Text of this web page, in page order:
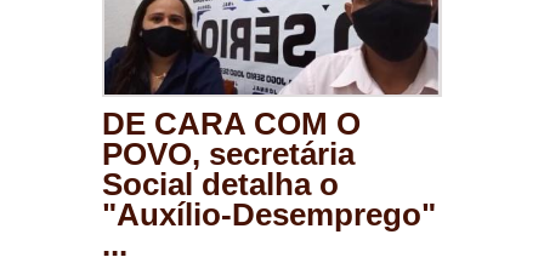
DE CARA COM O
POVO, secretária
Social detalha o
"Auxílio-Desemprego"
...